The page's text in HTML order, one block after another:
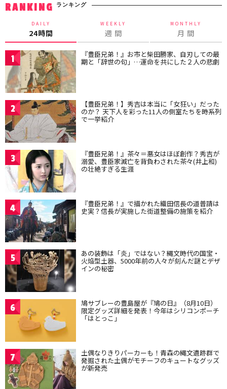
RANKING ランキング
DAILY
24時間
WEEKLY
週 間
MONTHLY
月 間
1 『豊臣兄弟！』お市と柴田勝家、自刃しての最
期と「辞世の句」…運命を共にした２人の悲劇
2 【豊臣兄弟！】秀吉は本当に「女狂い」だった
のか？ 天下人を彩った11人の側室たちを時系列
で一挙紹介
3 『豊臣兄弟！』茶々＝悪女はほぼ創作？秀吉が
溺愛、豊臣家滅亡を背負わされた茶々(井上和)
の壮絶すぎる生涯
4 『豊臣兄弟！』で描かれた織田信長の道普請は
史実？信長が実施した街道整備の施策を紹介
5 あの装飾は「炎」ではない？縄文時代の国宝・
火焔型土器、5000年前の人々が刻んだ謎とデザ
インの秘密
6 鳩サブレーの豊島屋が『鳩の日』（8月10日）
限定グッズ詳細を発表！今年はシリコンポーチ
「はとっこ」
7 土偶なりきりパーカーも！青森の縄文遺跡群で
発掘された土偶がモチーフのキュートなグッズ
が新発売